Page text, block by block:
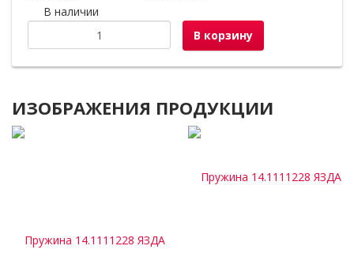
В наличии
В корзину
ИЗОБРАЖЕНИЯ ПРОДУКЦИИ